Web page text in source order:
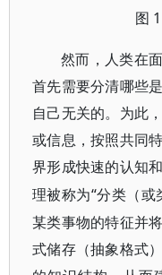
图
然而，人类在
首先需要分清哪些
自己无关的。为此
或信息，按照共同
界形成快速的认知
理被称为“分类（或
某类事物的特征并
式储存（抽象格式